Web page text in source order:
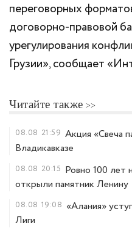
переговорных
договорно-правовой
урегулирования
Грузии», сообщает
Читайте также
08.08 21:59 Акция «Свеча
Владикавказе
08.08 20:15 Ровно 100 лет
открыли памятник Ленину
08.08 19:08 «Алания»
Лиги